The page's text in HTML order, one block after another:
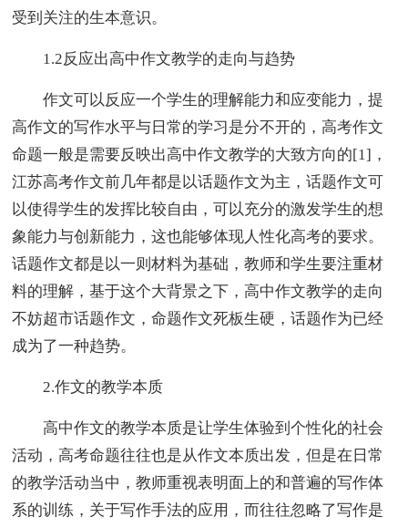
受到关注的生本意识。
1.2反应出高中作文教学的走向与趋势
作文可以反应一个学生的理解能力和应变能力，提
高作文的写作水平与日常的学习是分不开的，高考作文
命题一般是需要反映出高中作文教学的大致方向的[1]，
江苏高考作文前几年都是以话题作文为主，话题作文可
以使得学生的发挥比较自由，可以充分的激发学生的想
象能力与创新能力，这也能够体现人性化高考的要求。
话题作文都是以一则材料为基础，教师和学生要注重材
料的理解，基于这个大背景之下，高中作文教学的走向
不妨超市话题作文，命题作文死板生硬，话题作为已经
成为了一种趋势。
2.作文的教学本质
高中作文的教学本质是让学生体验到个性化的社会
活动，高考命题往往也是从作文本质出发，但是在日常
的教学活动当中，教师重视表明面上的和普遍的写作体
系的训练，关于写作手法的应用，而往往忽略了写作是